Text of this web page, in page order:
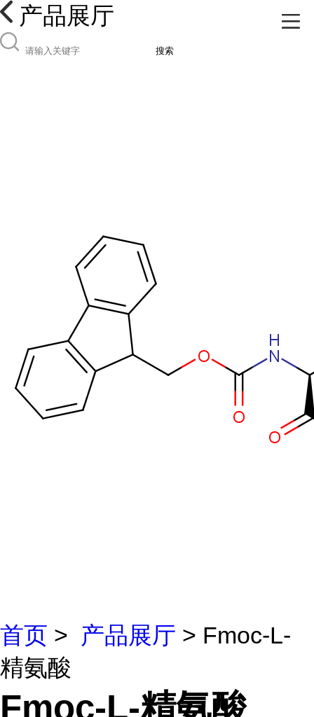
产品展厅
搜索
首页 > 产品展厅 > Fmoc-L-
精氨酸
Fmoc-L-精氨酸